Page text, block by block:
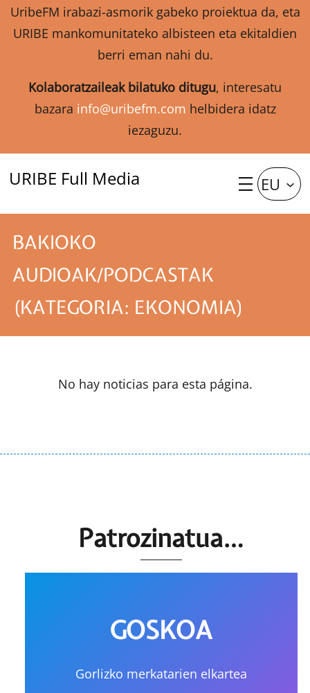
UribeFM irabazi-asmorik gabeko proiektua da, eta
URIBE mankomunitateko albisteen eta ekitaldien
berri eman nahi du.
Kolaboratzaileak bilatuko ditugu, interesatu
bazara info@uribefm.com helbidera idatz
iezaguzu.
URIBE Full Media EU
BAKIOKO
AUDIOAK/PODCASTAK
(KATEGORIA: EKONOMIA)
No hay noticias para esta página.
Patrozinatua…
GOSKOA
Gorlizko merkatarien elkartea